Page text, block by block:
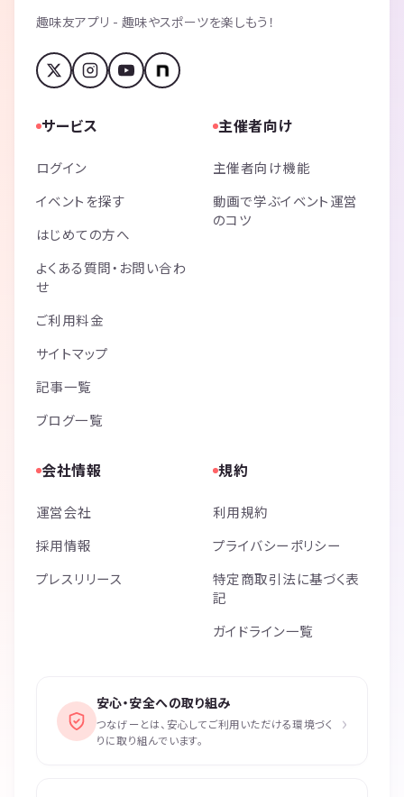
趣味友アプリ - 趣味やスポーツを楽しもう！
サービス
ログイン
イベントを探す
はじめての方へ
よくある質問・お問い合わ
せ
ご利用料金
サイトマップ
記事一覧
ブログ一覧
主催者向け
主催者向け機能
動画で学ぶイベント運営
のコツ
会社情報
運営会社
採用情報
プレスリリース
規約
利用規約
プライバシーポリシー
特定商取引法に基づく表
記
ガイドライン一覧
安心・安全への取り組み
つなげーとは、安心してご利用いただける環境づく
りに取り組んでいます。
›